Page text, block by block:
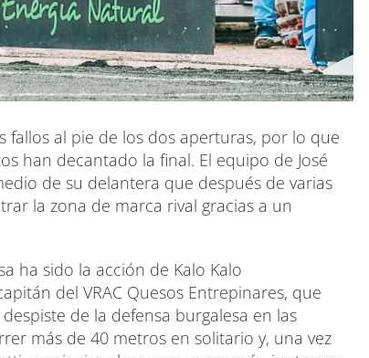
al pie de los dos aperturas, por lo que
han decantado la final. El equipo de José
de su delantera que después de varias
la zona de marca rival gracias a un
ha sido la acción de Kalo Kalo
del VRAC Quesos Entrepinares, que
de la defensa burgalesa en las
más de 40 metros en solitario y, una vez